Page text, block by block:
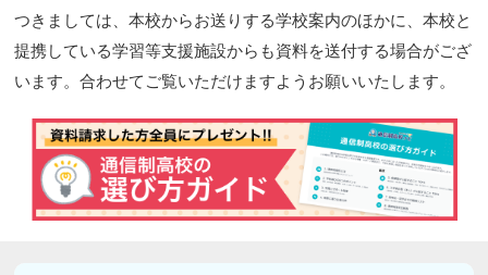
つきましては、本校からお送りする学校案内のほかに、本校と
提携している学習等支援施設からも資料を送付する場合がござ
います。合わせてご覧いただけますようお願いいたします。